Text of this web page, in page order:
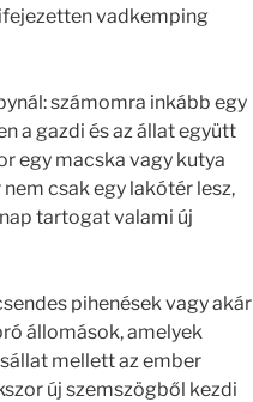
vadkemping
számomra inkább egy
a gazdi és az állat együtt
egy macska vagy kutya
csak egy lakótér lesz,
tartogat valami új
pihenések vagy akár
állomások, amelyek
mellett az ember
új szemszögből kezdi